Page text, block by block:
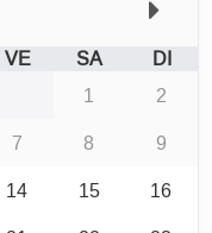
VE SA
DI
1
2
7 8
9
14 15
16